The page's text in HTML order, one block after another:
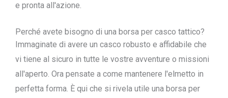
e pronta all'azione.
Perché avete bisogno di una borsa per casco tattico?
Immaginate di avere un casco robusto e affidabile che
vi tiene al sicuro in tutte le vostre avventure o missioni
all'aperto. Ora pensate a come mantenere l'elmetto in
perfetta forma. È qui che si rivela utile una borsa per